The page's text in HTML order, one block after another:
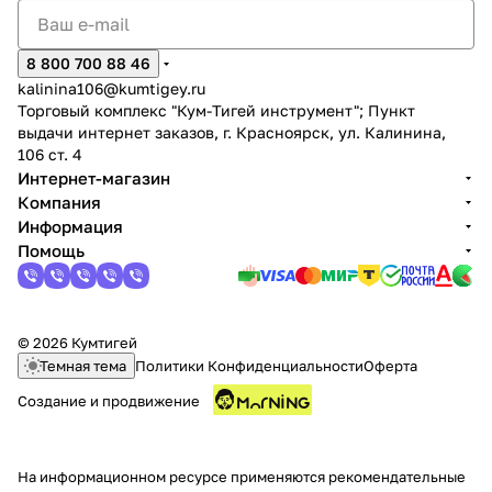
8 800 700 88 46
kalinina106@kumtigey.ru
Торговый комплекс "Кум-Тигей инструмент"; Пункт
выдачи интернет заказов, г. Красноярск, ул. Калинина,
106 ст. 4
Интернет-магазин
Компания
Информация
Помощь
© 2026 Кумтигей
Темная тема Политики КонфиденциальностиОферта
Создание и продвижение
На информационном ресурсе применяются рекомендательные